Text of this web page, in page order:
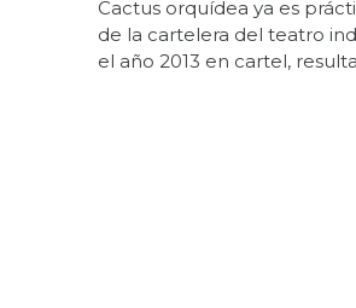
Cactus orquídea ya es
de la cartelera del teatro
el año 2013 en cartel,